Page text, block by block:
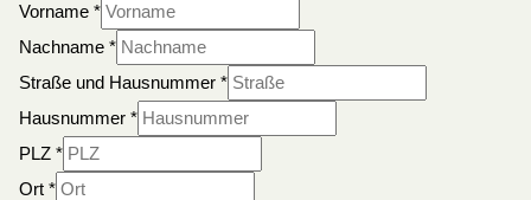
Vorname *
Nachname *
Straße und Hausnummer *
Hausnummer *
PLZ *
Ort *